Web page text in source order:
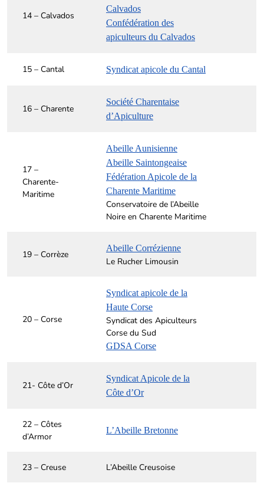
14 – Calvados
Calvados
Confédération des
apiculteurs du Calvados
15 – Cantal Syndicat apicole du Cantal
16 – Charente
Société Charentaise
d’Apiculture
17 –
Charente-
Maritime
Abeille Aunisienne
Abeille Saintongeaise
Fédération Apicole de la
Charente Maritime
Conservatoire de l’Abeille
Noire en Charente Maritime
19 – Corrèze
Abeille Corrézienne
Le Rucher Limousin
20 – Corse
Syndicat apicole de la
Haute Corse
Syndicat des Apiculteurs
Corse du Sud
GDSA Corse
21- Côte d’Or
Syndicat Apicole de la
Côte d’Or
22 – Côtes
d’Armor
L’Abeille Bretonne
23 – Creuse L’Abeille Creusoise